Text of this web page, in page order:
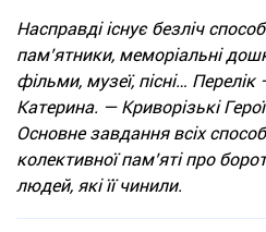
Насправді існує безліч
пам’ятники, меморіальні
фільми, музеї, пісні…
Катерина. — Криворізькі
Основне завдання всіх
колективної пам’яті про
людей, які її чинили.